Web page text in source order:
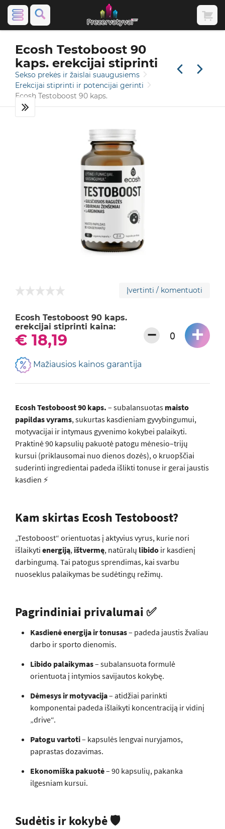
Ecosh Testoboost 90
kaps. erekcijai stiprinti
Sekso prekės ir žaislai suaugusiems
Erekcijai stiprinti ir potencijai gerinti
Ecosh Testoboost 90 kaps.
Įvertinti / komentuoti
Ecosh Testoboost 90 kaps.
erekcijai stiprinti kaina:
€ 18,19 − +
Mažiausios kainos garantija
Ecosh Testoboost 90 kaps. – subalansuotas maisto
papildas vyrams, sukurtas kasdieniam gyvybingumui,
motyvacijai ir intymaus gyvenimo kokybei palaikyti.
Praktinė 90 kapsulių pakuotė patogu mėnesio–trijų
kursui (priklausomai nuo dienos dozės), o kruopščiai
suderinti ingredientai padeda išlikti tonuse ir gerai jaustis
kasdien ⚡
Kam skirtas Ecosh Testoboost?
„Testoboost“ orientuotas į aktyvius vyrus, kurie nori
išlaikyti energiją, ištvermę, natūralų libido ir kasdienį
darbingumą. Tai patogus sprendimas, kai svarbu
nuoseklus palaikymas be sudėtingų režimų.
Pagrindiniai privalumai ✅
Kasdienė energija ir tonusas– padeda jaustis žvaliau
darbo ir sporto dienomis.
Libido palaikymas– subalansuota formulė
orientuota į intymios savijautos kokybę.
Dėmesys ir motyvacija– atidžiai parinkti
komponentai padeda išlaikyti koncentraciją ir vidinį
„drive“.
Patogu vartoti– kapsulės lengvai nuryjamos,
paprastas dozavimas.
Ekonomiška pakuotė– 90 kapsulių, pakanka
ilgesniam kursui.
Sudėtis ir kokybė 🛡️